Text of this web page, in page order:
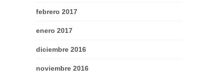
febrero 2017
enero 2017
diciembre 2016
noviembre 2016